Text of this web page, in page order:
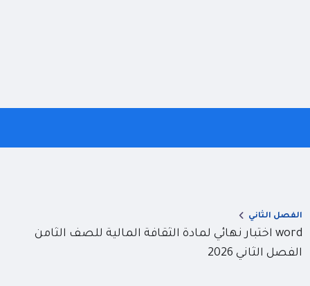
الفصل الثاني
word اختبار نهائي لمادة الثقافة المالية للصف الثامن
الفصل الثاني 2026